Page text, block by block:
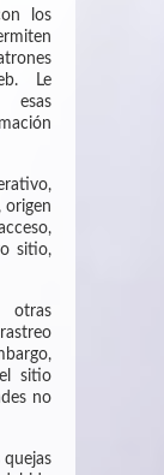
los
Le
esas
origen
sitio,
otras
sitio
no
quejas